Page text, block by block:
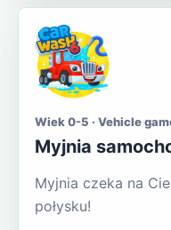
Wiek 0-5 · Vehicle
Myjnia
Myjnia czeka na
połysku!